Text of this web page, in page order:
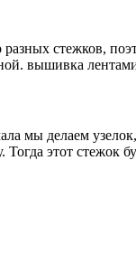
стежков,
вышивка
делаем
этот стежок